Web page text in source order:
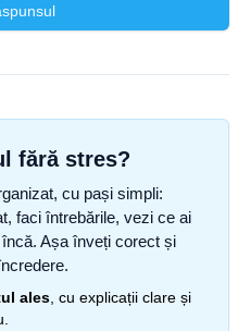
fără stres?
cu pași simpli:
faci întrebările, vezi ce ai
Așa înveți corect și
ales , cu explicații clare și